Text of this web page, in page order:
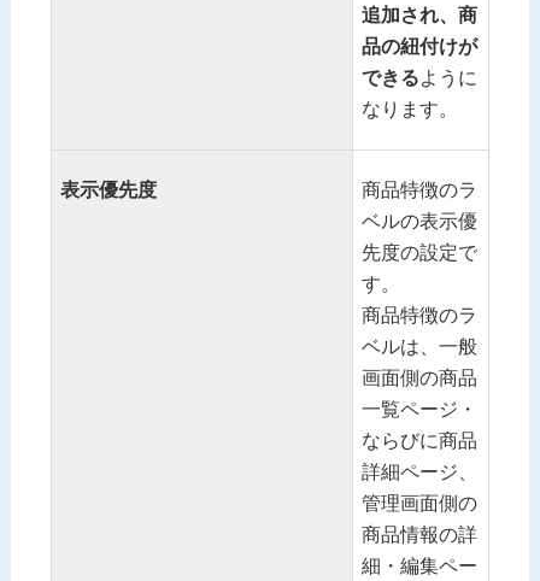
追加され、商
品の紐付けが
できるように
なります。
表示優先度
商品特徴のラ
ベルの表示優
先度の設定で
す。
商品特徴のラ
ベルは、一般
画面側の商品
一覧ページ・
ならびに商品
詳細ページ、
管理画面側の
商品情報の詳
細・編集ペー